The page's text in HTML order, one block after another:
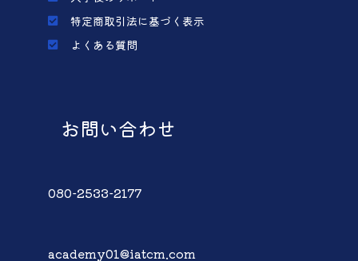
特定商取引法に基づく表示
よくある質問
お問い合わせ
080-2533-2177
academy01@iatcm.com